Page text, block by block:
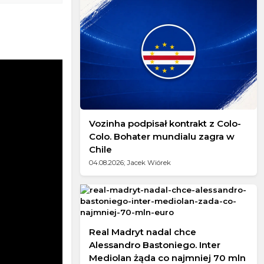
Vozinha podpisał kontrakt z Colo-
Colo. Bohater mundialu zagra w
Chile
04.08.2026; Jacek Wiórek
Real Madryt nadal chce
Alessandro Bastoniego. Inter
Mediolan żąda co najmniej 70 mln